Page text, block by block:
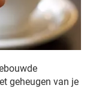
geheugen van je